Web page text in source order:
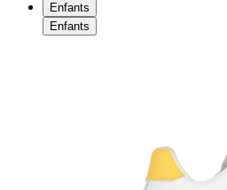
Enfants
Enfants